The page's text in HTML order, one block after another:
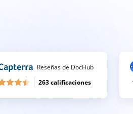
Reseñas de DocHub
263 calificaciones